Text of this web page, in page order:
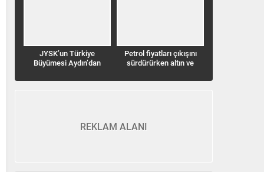
JYSK’un Türkiye
Büyümesi Aydın’dan
Petrol fiyatları çıkışını
sürdürürken altın ve
REKLAM ALANI